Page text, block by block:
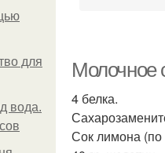
для
вода.
Молочное
4 белка.
Сок лимона (по